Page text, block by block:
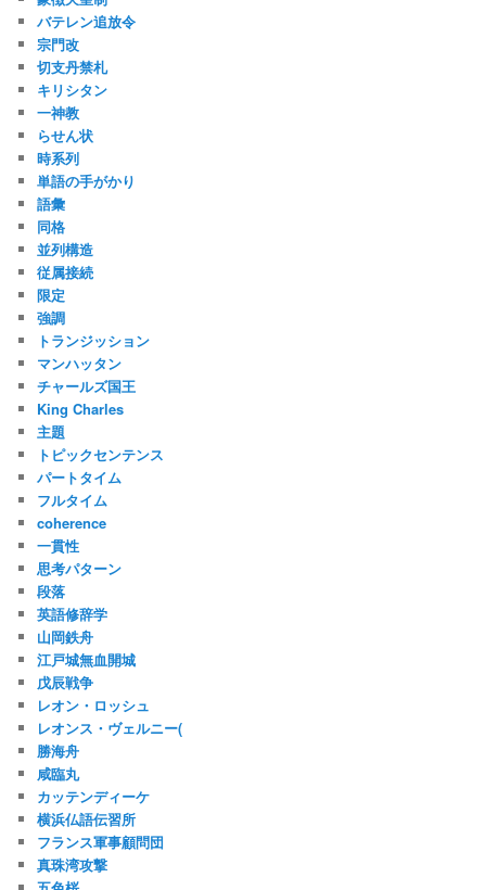
バテレン追放令
宗門改
切支丹禁札
キリシタン
一神教
らせん状
時系列
単語の手がかり
語彙
同格
並列構造
従属接続
限定
強調
トランジッション
マンハッタン
チャールズ国王
King Charles
主題
トピックセンテンス
パートタイム
フルタイム
coherence
一貫性
思考パターン
段落
英語修辞学
山岡鉄舟
江戸城無血開城
戊辰戦争
レオン・ロッシュ
レオンス・ヴェルニー(
勝海舟
咸臨丸
カッテンディーケ
横浜仏語伝習所
フランス軍事顧問団
真珠湾攻撃